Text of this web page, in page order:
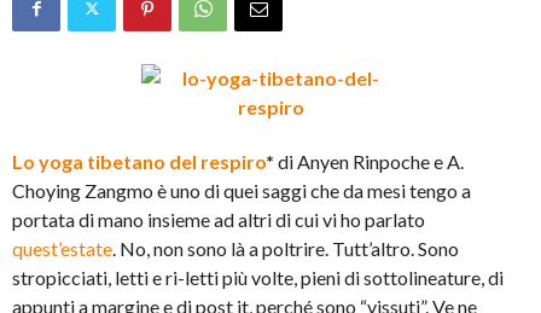
Lo yoga tibetano del respiro* di Anyen Rinpoche e A.
Choying Zangmo è uno di quei saggi che da mesi tengo a
portata di mano insieme ad altri di cui vi ho parlato
quest’estate. No, non sono là a poltrire. Tutt’altro. Sono
stropicciati, letti e ri-letti più volte, pieni di sottolineature, di
appunti a margine e di post it, perché sono “vissuti”. Ve ne